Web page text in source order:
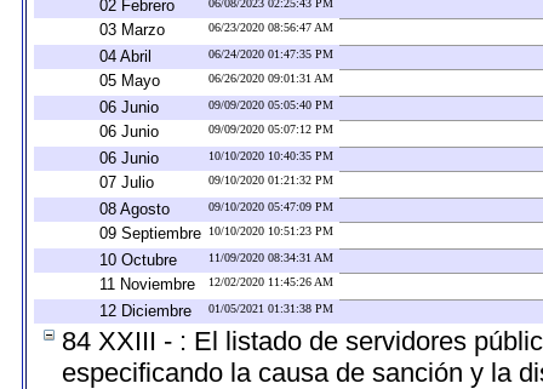
02 Febrero 06/08/2023 02:25:43 PM
03 Marzo 06/23/2020 08:56:47 AM
04 Abril 06/24/2020 01:47:35 PM
05 Mayo 06/26/2020 09:01:31 AM
06 Junio 09/09/2020 05:05:40 PM
06 Junio 09/09/2020 05:07:12 PM
06 Junio 10/10/2020 10:40:35 PM
07 Julio 09/10/2020 01:21:32 PM
08 Agosto 09/10/2020 05:47:09 PM
09 Septiembre 10/10/2020 10:51:23 PM
10 Octubre 11/09/2020 08:34:31 AM
11 Noviembre 12/02/2020 11:45:26 AM
12 Diciembre 01/05/2021 01:31:38 PM
84 XXIII - : El listado de servidores
especificando la causa de sanción y la